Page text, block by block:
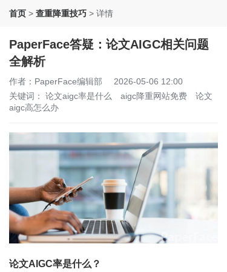
首页 > 查重降重技巧 > 详情
PaperFace答疑：论文AIGC相关问题
全解析
作者：PaperFace编辑部
2026-05-06 12:00
关键词： 论文aigc率是什么 aigc降重网站免费
论文
aigc高怎么办
论文AIGC率是什么？